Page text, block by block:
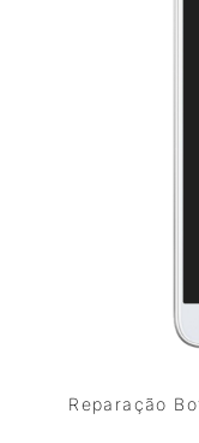
Reparação